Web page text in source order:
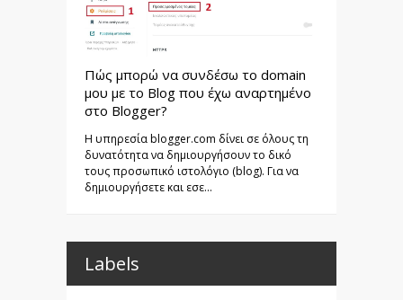
Πώς μπορώ να συνδέσω το domain
μου με το Blog που έχω αναρτημένο
στο Blogger?
Η υπηρεσία blogger.com δίνει σε όλους τη
δυνατότητα να δημιουργήσουν το δικό
τους προσωπικό ιστολόγιο (blog). Για να
δημιουργήσετε και εσε...
Labels